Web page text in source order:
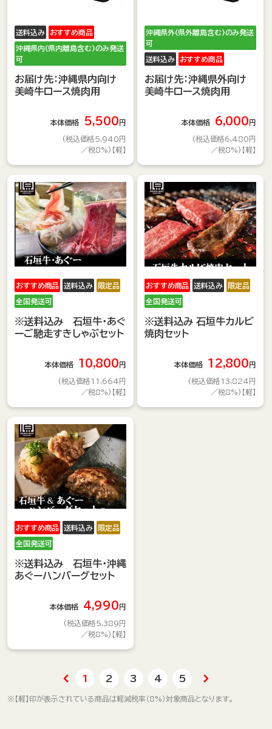
送料込み おすすめ商品
沖縄県内(県内離島含む)のみ発送
可
お届け先：沖縄県内向け
美崎牛ロース焼肉用
本体価格 5,500 円
(税込価格5,940円
／税8%)【軽】
沖縄県外(県外離島含む)のみ発送
可
送料込み おすすめ商品
お届け先：沖縄県外向け
美崎牛ロース焼肉用
本体価格 6,000 円
(税込価格6,480円
／税8%)【軽】
おすすめ商品 送料込み 限定品
全国発送可
※送料込み 石垣牛・あぐ
ーご馳走すきしゃぶセット
本体価格 10,800 円
(税込価格11,664円
／税8%)【軽】
おすすめ商品 送料込み 限定品
全国発送可
※送料込み 石垣牛カルビ
焼肉セット
本体価格 12,800 円
(税込価格13,824円
／税8%)【軽】
おすすめ商品 送料込み 限定品
全国発送可
※送料込み 石垣牛・沖縄
あぐーハンバーグセット
本体価格 4,990 円
(税込価格5,389円
／税8%)【軽】
1 2 3 4 5
※【軽】印が表示されている商品は軽減税率（8%）対象商品となります。